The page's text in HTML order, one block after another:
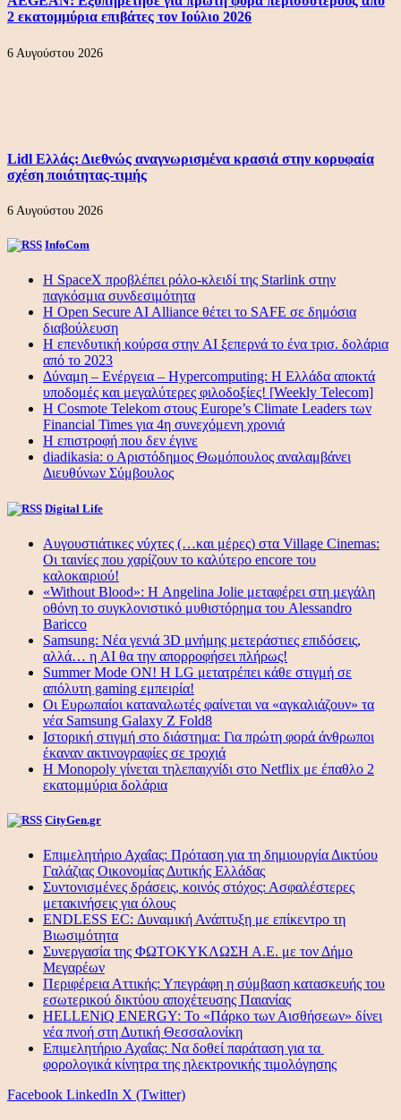
2 εκατομμύρια επιβάτες τον Ιούλιο 2026
6 Αυγούστου 2026
Lidl Ελλάς: Διεθνώς αναγνωρισμένα κρασιά στην κορυφαία
σχέση ποιότητας-τιμής
6 Αυγούστου 2026
InfoCom
Η SpaceX προβλέπει ρόλο-κλειδί της Starlink στην
παγκόσμια συνδεσιμότητα
Η Open Secure AI Alliance θέτει το SAFE σε δημόσια
διαβούλευση
Η επενδυτική κούρσα στην AI ξεπερνά το ένα τρισ. δολάρια
από το 2023
Δύναμη – Ενέργεια – Ηypercomputing: Η Ελλάδα αποκτά
υποδομές και μεγαλύτερες φιλοδοξίες! [Weekly Telecom]
Η Cosmote Telekom στους Europe’s Climate Leaders των
Financial Times για 4η συνεχόμενη χρονιά
Η επιστροφή που δεν έγινε
diadikasia: ο Αριστόδημος Θωμόπουλος αναλαμβάνει
Διευθύνων Σύμβουλος
Digital Life
Αυγουστιάτικες νύχτες (…και μέρες) στα Village Cinemas:
Οι ταινίες που χαρίζουν το καλύτερο encore του
καλοκαιριού!
«Without Blood»: Η Angelina Jolie μεταφέρει στη μεγάλη
οθόνη το συγκλονιστικό μυθιστόρημα του Alessandro
Baricco
Samsung: Νέα γενιά 3D μνήμης μετεράστιες επιδόσεις,
αλλά… η AI θα την απορροφήσει πλήρως!
Summer Mode ON! Η LG μετατρέπει κάθε στιγμή σε
απόλυτη gaming εμπειρία!
Οι Ευρωπαίοι καταναλωτές φαίνεται να «αγκαλιάζουν» τα
νέα Samsung Galaxy Z Fold8
Ιστορική στιγμή στο διάστημα: Για πρώτη φορά άνθρωποι
έκαναν ακτινογραφίες σε τροχιά
Η Monopoly γίνεται τηλεπαιχνίδι στο Netflix με έπαθλο 2
εκατομμύρια δολάρια
CityGen.gr
Επιμελητήριο Αχαΐας: Πρόταση για τη δημιουργία Δικτύου
Γαλάζιας Οικονομίας Δυτικής Ελλάδας
Συντονισμένες δράσεις, κοινός στόχος: Ασφαλέστερες
μετακινήσεις για όλους
ENDLESS EC: Δυναμική Ανάπτυξη με επίκεντρο τη
Βιωσιμότητα
Συνεργασία της ΦΩΤΟΚΥΚΛΩΣΗ Α.Ε. με τον Δήμο
Μεγαρέων
Περιφέρεια Αττικής: Υπεγράφη η σύμβαση κατασκευής του
εσωτερικού δικτύου αποχέτευσης Παιανίας
HELLENiQ ENERGY: Το «Πάρκο των Αισθήσεων» δίνει
νέα πνοή στη Δυτική Θεσσαλονίκη
Επιμελητήριο Αχαΐας: Να δοθεί παράταση για τα
φορολογικά κίνητρα της ηλεκτρονικής τιμολόγησης
Facebook LinkedIn X (Twitter)